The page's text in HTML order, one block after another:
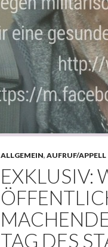
ALLGEMEIN, AUFRUF/APPELL
EXKLUSIV:
TAG DES